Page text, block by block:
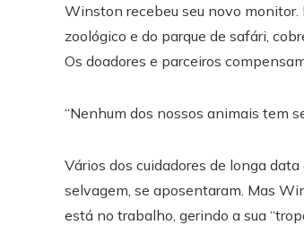
Winston recebeu seu novo
zoológico e do parque de safári,
Os doadores e parceiros
“Nenhum dos nossos animais tem
Vários dos cuidadores de longa
selvagem, se aposentaram. Mas
está no trabalho, gerindo a sua